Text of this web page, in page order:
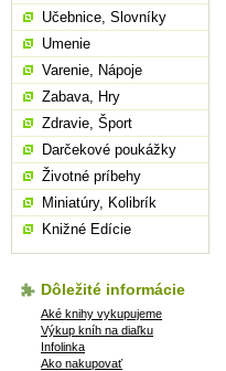
Učebnice, Slovníky
Umenie
Varenie, Nápoje
Zabava, Hry
Zdravie, Šport
Darčekové poukážky
Životné príbehy
Miniatúry, Kolibrík
Knižné Edície
Dôležité informácie
Aké knihy vykupujeme
Výkup kníh na diaľku
Infolinka
Ako nakupovať